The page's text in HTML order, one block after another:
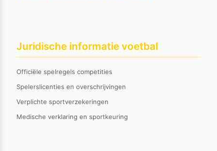
Juridische informatie voetbal
Officiële spelregels competities
Spelerslicenties en overschrijvingen
Verplichte sportverzekeringen
Medische verklaring en sportkeuring